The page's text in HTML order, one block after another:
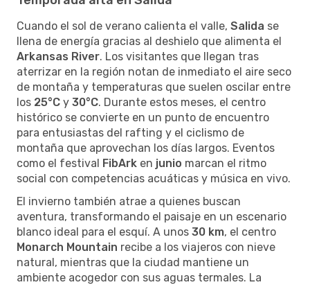
Cuando el sol de verano calienta el valle, Salida se
llena de energía gracias al deshielo que alimenta el
Arkansas River. Los visitantes que llegan tras
aterrizar en la región notan de inmediato el aire seco
de montaña y temperaturas que suelen oscilar entre
los 25°C y 30°C. Durante estos meses, el centro
histórico se convierte en un punto de encuentro
para entusiastas del rafting y el ciclismo de
montaña que aprovechan los días largos. Eventos
como el festival FibArk en junio marcan el ritmo
social con competencias acuáticas y música en vivo.
El invierno también atrae a quienes buscan
aventura, transformando el paisaje en un escenario
blanco ideal para el esquí. A unos 30 km, el centro
Monarch Mountain recibe a los viajeros con nieve
natural, mientras que la ciudad mantiene un
ambiente acogedor con sus aguas termales. La